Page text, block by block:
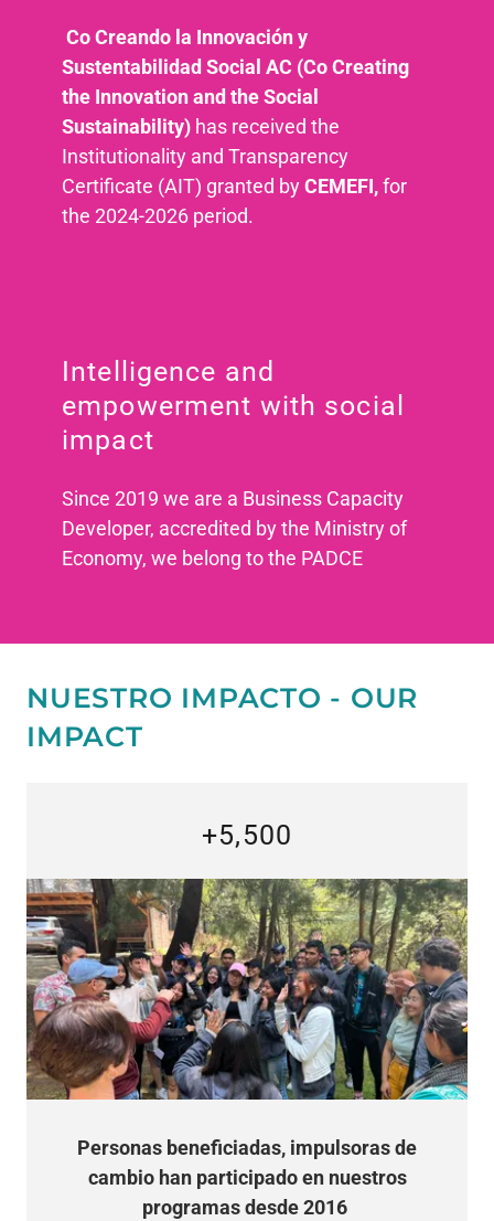
Co Creando la Innovación y
Sustentabilidad Social AC (Co Creating
the Innovation and the Social
Sustainability) has received the
Institutionality and Transparency
Certificate (AIT) granted byCEMEFI,for
the 2024-2026 period.
Intelligence and
empowerment with social
impact
Since 2019 we are a Business Capacity
Developer, accredited by the Ministry of
Economy, we belong to the PADCE
NUESTRO IMPACTO - OUR
IMPACT
+5,500
Personas beneficiadas, impulsoras de
cambio han participado en nuestros
programas desde 2016